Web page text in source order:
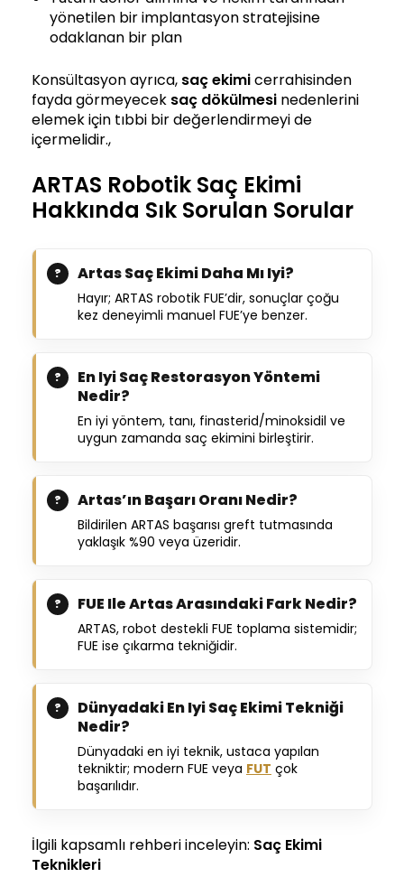
yönetilen bir implantasyon stratejisine
odaklanan bir plan
Konsültasyon ayrıca, saç ekimicerrahisinden
fayda görmeyecek saç dökülmesi nedenlerini
elemek için tıbbi bir değerlendirmeyi de
içermelidir.,
ARTAS Robotik Saç Ekimi
Hakkında Sık Sorulan Sorular
Artas Saç Ekimi Daha Mı Iyi?
Hayır; ARTAS robotik FUE’dir, sonuçlar çoğu
kez deneyimli manuel FUE’ye benzer.
En Iyi Saç Restorasyon Yöntemi
Nedir?
En iyi yöntem, tanı, finasterid/minoksidil ve
uygun zamanda saç ekimini birleştirir.
Artas’ın Başarı Oranı Nedir?
Bildirilen ARTAS başarısı greft tutmasında
yaklaşık %90 veya üzeridir.
FUE Ile Artas Arasındaki Fark Nedir?
ARTAS, robot destekli FUE toplama sistemidir;
FUE ise çıkarma tekniğidir.
Dünyadaki En Iyi Saç Ekimi Tekniği
Nedir?
Dünyadaki en iyi teknik, ustaca yapılan
tekniktir; modern FUE veya FUT çok
başarılıdır.
İlgili kapsamlı rehberi inceleyin: Saç Ekimi
Teknikleri